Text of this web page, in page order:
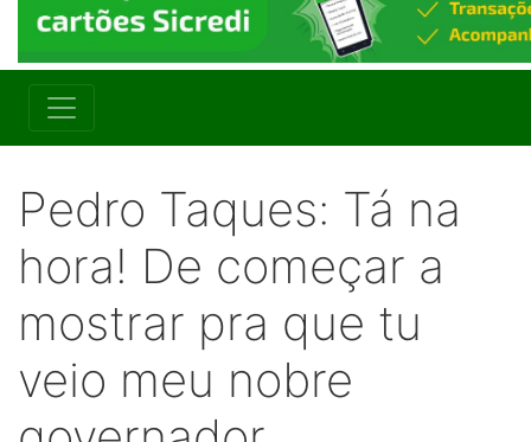
Pedro Taques: Tá na
hora! De começar a
mostrar pra que tu
veio meu nobre